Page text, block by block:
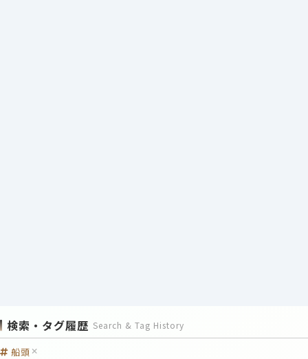
検索・タグ履歴 Search & Tag History
船頭